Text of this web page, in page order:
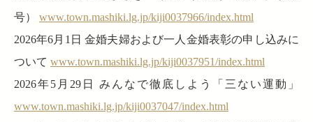
号） www.town.mashiki.lg.jp/kiji0037966/index.html
2026年6月1日 金婚夫婦および一人金婚表彰の申し込みに
ついて www.town.mashiki.lg.jp/kiji0037951/index.html
2026年5月29日 みんなで徹底しよう「三ない運動」
www.town.mashiki.lg.jp/kiji0037047/index.html